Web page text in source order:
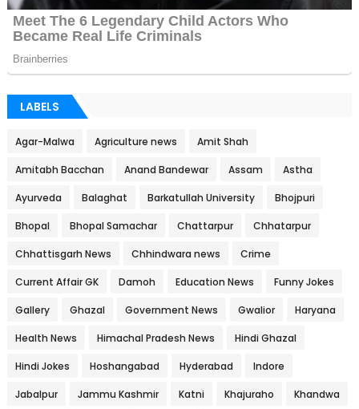
LABELS
Agar-Malwa Agriculture news Amit Shah
Amitabh Bacchan Anand Bandewar Assam Astha
Ayurveda Balaghat Barkatullah University Bhojpuri
Bhopal Bhopal Samachar Chattarpur Chhatarpur
Chhattisgarh News Chhindwara news Crime
Current Affair GK Damoh Education News Funny Jokes
Gallery Ghazal Government News Gwalior Haryana
Health News Himachal Pradesh News Hindi Ghazal
Hindi Jokes Hoshangabad Hyderabad Indore
Jabalpur Jammu Kashmir Katni Khajuraho Khandwa